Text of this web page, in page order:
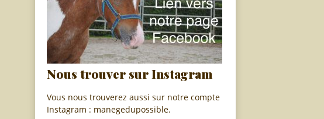
Nous trouver sur Instagram
Vous nous trouverez aussi sur notre compte
Instagram : manegedupossible.